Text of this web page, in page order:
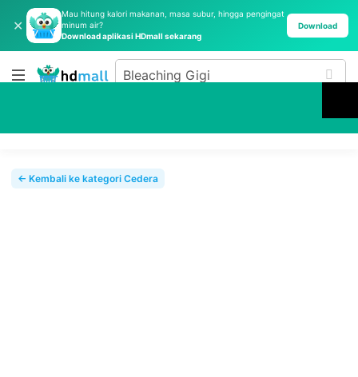
✕
Mau hitung kalori makanan, masa subur, hingga pengingat
minum air?
Download aplikasi HDmall sekarang
Download
← Kembali ke kategori Cedera